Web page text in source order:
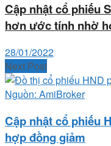
Cập nhật cổ phiếu
hơn ước tính nhờ
28/01/2022
Next Post
Cập nhật cổ phiếu
hợp đồng giảm